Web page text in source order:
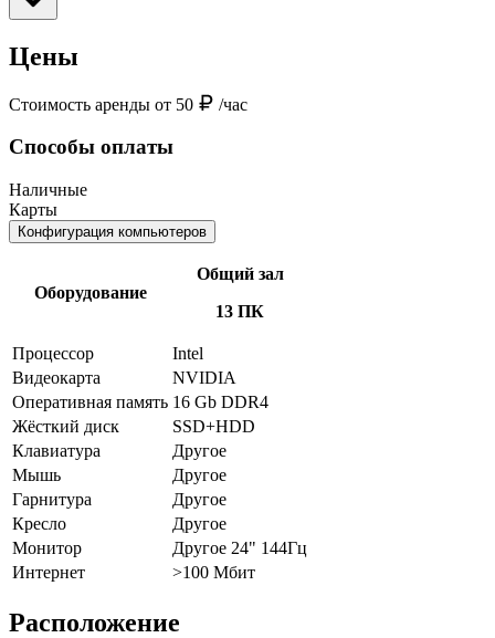
Цены
Стоимость аренды от 50 /час
Способы оплаты
Наличные
Карты
Конфигурация компьютеров
Оборудование
Общий зал
13 ПК
Процессор
Intel
Видеокарта
NVIDIA
Оперативная память 16 Gb DDR4
Жёсткий диск
SSD+HDD
Клавиатура
Другое
Мышь
Другое
Гарнитура
Другое
Кресло
Другое
Монитор
Другое 24" 144Гц
Интернет
>100 Мбит
Расположение